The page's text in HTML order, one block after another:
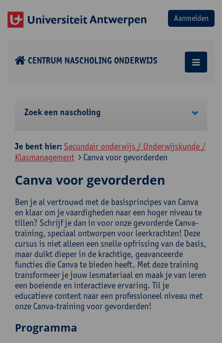
CENTRUM NASCHOLING ONDERWIJS
Zoek een nascholing
Je bent hier: Secundair onderwijs / Onderwijskunde /
Klasmanagement
Canva voor gevorderden
Canva voor gevorderden
Ben je al vertrouwd met de basisprincipes van Canva
en klaar om je vaardigheden naar een hoger niveau te
tillen? Schrijf je dan in voor onze gevorderde Canva-
training, speciaal ontworpen voor leerkrachten! Deze
cursus is niet alleen een snelle opfrissing van de basis,
maar duikt dieper in de krachtige, geavanceerde
functies die Canva te bieden heeft. Met deze training
transformeer je jouw lesmateriaal en maak je van leren
een boeiende en interactieve ervaring. Til je
educatieve content naar een professioneel niveau met
onze Canva-training voor gevorderden!
Programma